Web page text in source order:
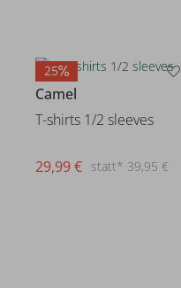
25
Camel
T-shirts 1/2 sleeves
statt* 39,95 €
29,99 €